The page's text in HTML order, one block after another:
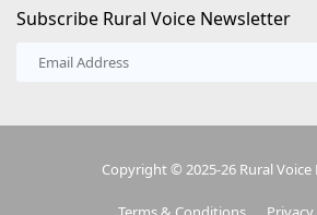
Subscribe Rural Voice Newsletter
Copyright © 2025-26 Rural